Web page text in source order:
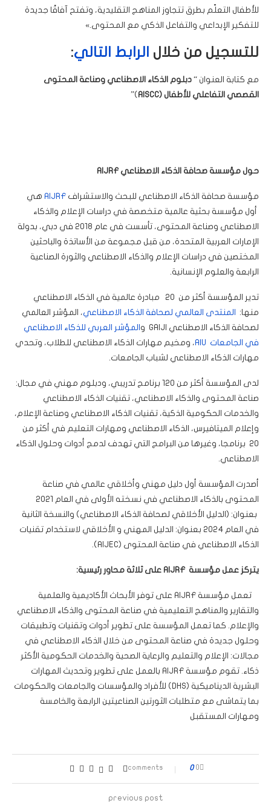
للأطفال التعلّم بطرق تتجاوز المناهج التقليدية، وتفتح آفاقًا جديدة
للتفكير الإبداعي والتفاعل الذكي مع المحتوى.»
للتسجيل من خلال الرابط التالي:
مع كتابة العنوان “ دبلوم الذكاء الاصطناعي وصناعة المحتوى
القصصي التفاعلي للأطفال (AISCC
)”
حول مؤسسة صحافة الذكاء الاصطناعيAIJRF
مؤسسة صحافة الذكاء الاصطناعي للبحث والاستشراف
هي
أول مؤسسة بحثية عالمية متخصصة في دراسات الإعلام والذكاء
الاصطناعي وصناعة المحتوى، تأسست في عام 2018 في دبي، بدولة
الإمارات العربية المتحدة، من قبل مجموعة من الأساتذة والباحثين
المختصين في دراسات الإعلام والذكاء الاصطناعي والثورة الصناعية
الرابعة والعلوم الإنسانية.
تدير المؤسسة أكثر من 20 مبادرة عالمية في الذكاء الاصطناعي
منها:
المنتدى العالمي لصحافة الذكاء الاصطناعي، المؤشر العالمي
لصحافة الذكاء الاصطناعي GAIJI و
المؤشر العربي للذكاء الاصطناعي
في الجامعات AIU
، ومخيم مهارات الذكاء الاصطناعي للطلاب، وتحدي
مهارات الذكاء الاصطناعي لشباب الجامعات.
لدى المؤسسة أكثر من 120 برنامج تدريبي، ودبلوم مهني في مجال:
صناعة المحتوى والذكاء الاصطناعي، تقنيات الذكاء الاصطناعي
والخدمات الحكومية الذكية، تقنيات الذكاء الاصطناعي وصناعة الإعلام،
وإعلام الميتافيرس، الذكاء الاصطناعي ومهارات التعليم في أكثر من
20 برنامجا، وغيرها من البرامج التي تهدف لدمج أدوات وحلول الذكاء
الاصطناعي.
أصدرت المؤسسة أول دليل مهني وأخلاقي عالمي في صناعة
المحتوى بالذكاء الاصطناعي في نسخته الأولى في العام 2021
بعنوان: (الدليل الأخلاقي لصحافة الذكاء الاصطناعي) والنسخة الثانية
في العام 2024 بعنوان: الدليل المهني و الأخلاقي لاستخدام تقنيات
الذكاء الاصطناعي في صناعة المحتوى (AIJEC).
يتركز عمل مؤسسةAIJRF على ثلاثة محاور رئيسية:
تعمل مؤسسة AIJRF على توفر الأبحاث الأكاديمية والعلمية
والتقارير والمناهج التعليمية في صناعة المحتوى والذكاء الاصطناعي
والإعلام. كما تعمل المؤسسة على تطوير أدوات وتقنيات وتطبيقات
وحلول جديدة في صناعة المحتوى من خلال الذكاء الاصطناعي في
مجالات: الإعلام والتعليم والرعاية الصحية والخدمات الحكومية الأكثر
ذكاء. تقوم مؤسسة AIJRF بالعمل على تطوير وتحديث المهارات
البشرية الديناميكية (DHS) للأفراد والمؤسسات والجامعات والحكومات
بما يتماشى مع متطلبات الثورتين الصناعيتين الرابعة والخامسة
ومهارات المستقبل
0 comments
0
previous post